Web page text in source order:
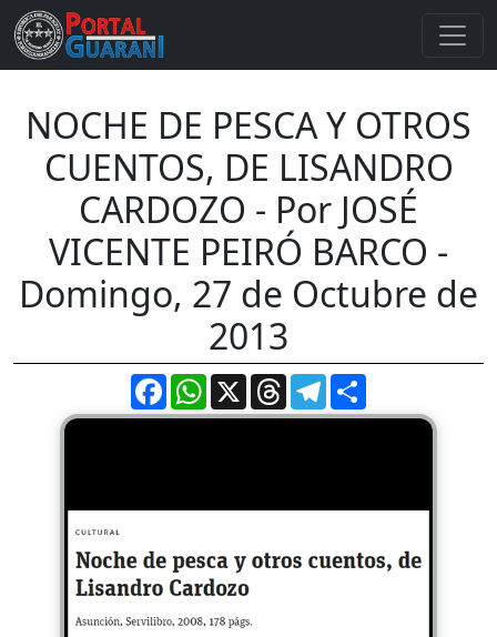
NOCHE DE PESCA Y OTROS
CUENTOS, DE LISANDRO
CARDOZO - Por JOSÉ
VICENTE PEIRÓ BARCO -
Domingo, 27 de Octubre de
2013
FacebookWhatsApp
X ThreadsTelegram